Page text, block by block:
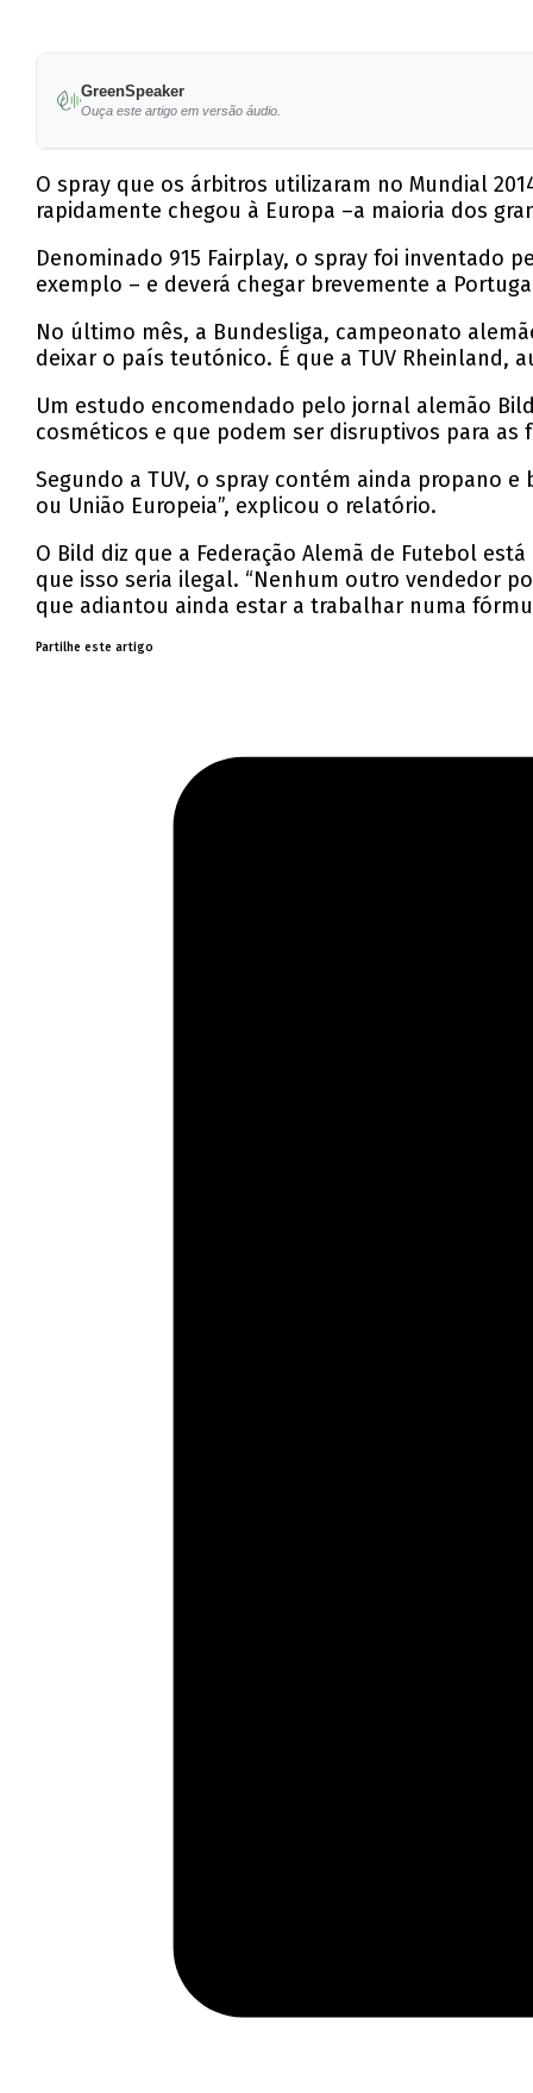
GreenSpeaker
Ouça este artigo em versão áudio.
O spray que os árbitros utilizaram no Mundial
rapidamente chegou à Europa –a maioria dos
Denominado 915 Fairplay, o spray foi inventado
exemplo – e deverá chegar brevemente a
No último mês, a Bundesliga, campeonato
deixar o país teutónico. É que a TUV Rheinland,
Um estudo encomendado pelo jornal alemão
cosméticos e que podem ser disruptivos para
Segundo a TUV, o spray contém ainda propano
ou União Europeia”, explicou o relatório.
O Bild diz que a Federação Alemã de Futebol
que isso seria ilegal. “Nenhum outro vendedor
que adiantou ainda estar a trabalhar numa
Partilhe este artigo